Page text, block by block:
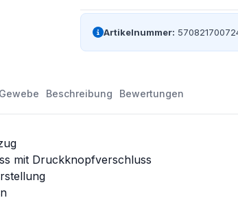
Artikelnummer:
Gewebe Beschreibung Bewertungen
mit Druckknopfverschluss